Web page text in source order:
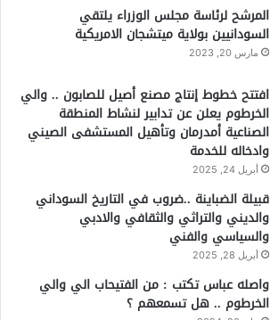
المرشح لرئاسة مجلس الوزراء يلتقي
السودانيين بولاية ميتشجان الامريكية
مارس 20, 2023
افتتح خطوط إنتاج مصنع أصيل للصابون .. والي
الخرطوم يعلن عن تدابير لنشاط المنطقة
الصناعية أمدرمان وتأهيل المستشفى الصيني
وادخاله للخدمة
أبريل 24, 2025
قبيلة الضباينة ..ضروب في التاريخ السوداني
والديني والتراثي والثقافي والادبي
والسياسي والفني
أبريل 28, 2025
واصله عباس تكتب : من الفتيحاب الي والي
الخرطوم .. هل تسمعهم ؟